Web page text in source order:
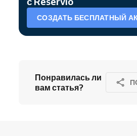
СОЗДАТЬ БЕСПЛАТНЫЙ
Понравилась ли
вам статья?